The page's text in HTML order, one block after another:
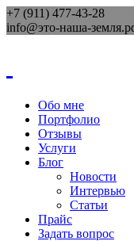
+7 (911) 477-43-28
info@это-наша-
Обо мне
Портфолио
Отзывы
Услуги
Блог
Новости
Интервью
Статьи
Прайс
Задать вопрос